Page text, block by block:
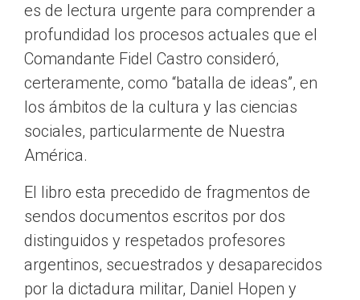
es de lectura urgente para comprender a
profundidad los procesos actuales que el
Comandante Fidel Castro consideró,
certeramente, como “batalla de ideas”, en
los ámbitos de la cultura y las ciencias
sociales, particularmente de Nuestra
América.
El libro esta precedido de fragmentos de
sendos documentos escritos por dos
distinguidos y respetados profesores
argentinos, secuestrados y desaparecidos
por la dictadura militar, Daniel Hopen y